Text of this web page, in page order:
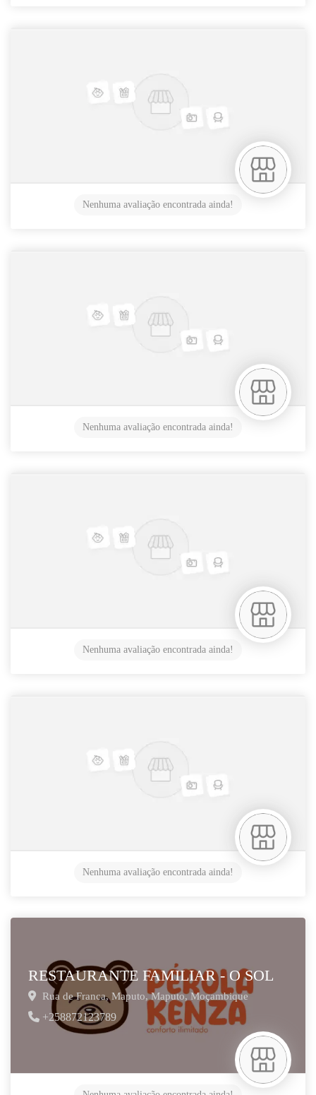
Nenhuma avaliação encontrada ainda!
Nenhuma avaliação encontrada ainda!
Nenhuma avaliação encontrada ainda!
Nenhuma avaliação encontrada ainda!
RESTAURANTE FAMILIAR - O SOL
Rua de Franca,Maputo,Maputo,Moçambique
+258872123789